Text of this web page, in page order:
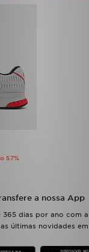
57%
a nossa App
dias por ano com
últimas novidades